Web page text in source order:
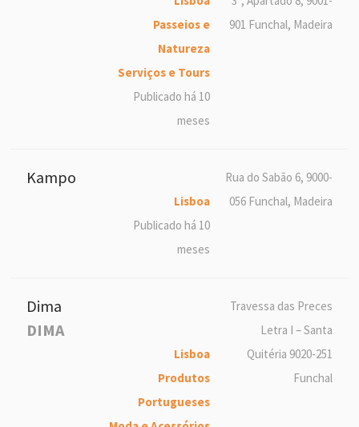
901 Funchal, Madeira
Passeios e
Natureza
Serviços e Tours
Publicado há 10
meses
Kampo
Rua do Sabão 6, 9000-
056 Funchal, Madeira
Lisboa
Publicado há 10
meses
Dima
DIMA
Travessa das Preces
Letra I – Santa
Quitéria 9020-251
Funchal
Lisboa
Produtos
Portugueses